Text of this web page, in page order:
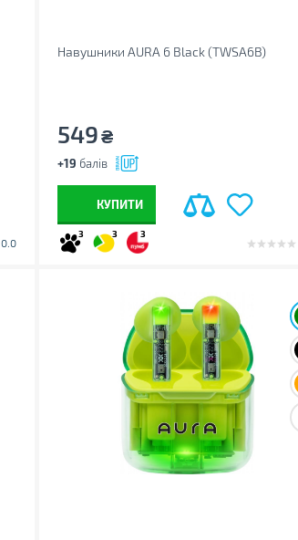
0.0
Навушники AURA 6 Black (TWSA6B)
549₴
+19 балів
КУПИТИ
3 3 3